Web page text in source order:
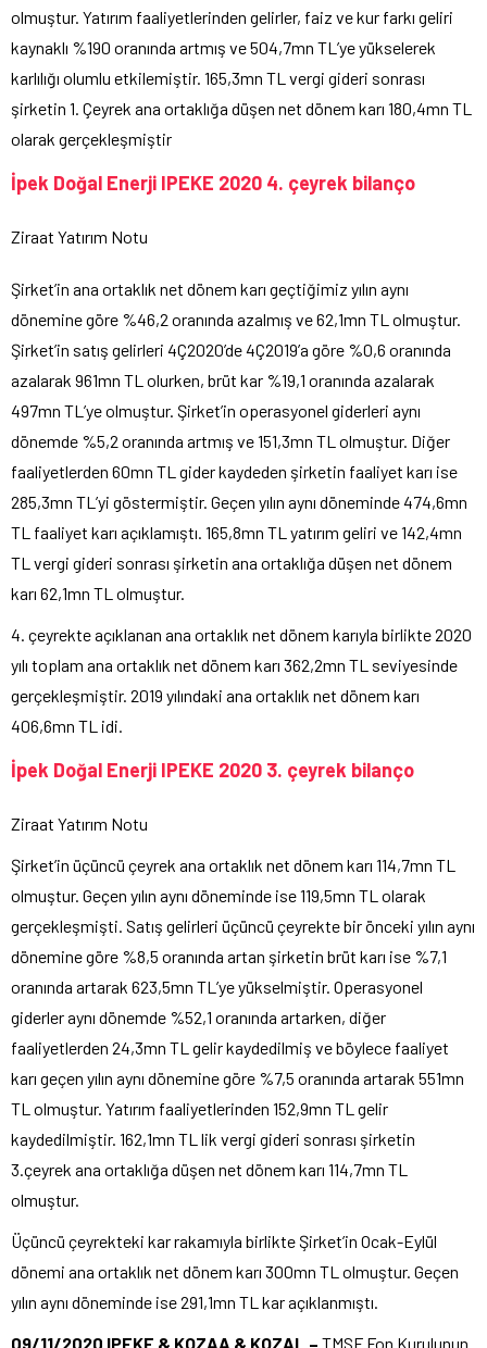
olmuştur. Yatırım faaliyetlerinden gelirler, faiz ve kur farkı geliri
kaynaklı %190 oranında artmış ve 504,7mn TL’ye yükselerek
karlılığı olumlu etkilemiştir. 165,3mn TL vergi gideri sonrası
şirketin 1. Çeyrek ana ortaklığa düşen net dönem karı 180,4mn TL
olarak gerçekleşmiştir
İpek Doğal Enerji IPEKE 2020 4. çeyrek bilanço
Ziraat Yatırım Notu
Şirket’in ana ortaklık net dönem karı geçtiğimiz yılın aynı
dönemine göre %46,2 oranında azalmış ve 62,1mn TL olmuştur.
Şirket’in satış gelirleri 4Ç2020’de 4Ç2019’a göre %0,6 oranında
azalarak 961mn TL olurken, brüt kar %19,1 oranında azalarak
497mn TL’ye olmuştur. Şirket’in operasyonel giderleri aynı
dönemde %5,2 oranında artmış ve 151,3mn TL olmuştur. Diğer
faaliyetlerden 60mn TL gider kaydeden şirketin faaliyet karı ise
285,3mn TL’yi göstermiştir. Geçen yılın aynı döneminde 474,6mn
TL faaliyet karı açıklamıştı. 165,8mn TL yatırım geliri ve 142,4mn
TL vergi gideri sonrası şirketin ana ortaklığa düşen net dönem
karı 62,1mn TL olmuştur.
4. çeyrekte açıklanan ana ortaklık net dönem karıyla birlikte 2020
yılı toplam ana ortaklık net dönem karı 362,2mn TL seviyesinde
gerçekleşmiştir. 2019 yılındaki ana ortaklık net dönem karı
406,6mn TL idi.
İpek Doğal Enerji IPEKE 2020 3. çeyrek bilanço
Ziraat Yatırım Notu
Şirket’in üçüncü çeyrek ana ortaklık net dönem karı 114,7mn TL
olmuştur. Geçen yılın aynı döneminde ise 119,5mn TL olarak
gerçekleşmişti. Satış gelirleri üçüncü çeyrekte bir önceki yılın aynı
dönemine göre %8,5 oranında artan şirketin brüt karı ise %7,1
oranında artarak 623,5mn TL’ye yükselmiştir. Operasyonel
giderler aynı dönemde %52,1 oranında artarken, diğer
faaliyetlerden 24,3mn TL gelir kaydedilmiş ve böylece faaliyet
karı geçen yılın aynı dönemine göre %7,5 oranında artarak 551mn
TL olmuştur. Yatırım faaliyetlerinden 152,9mn TL gelir
kaydedilmiştir. 162,1mn TL lik vergi gideri sonrası şirketin
3.çeyrek ana ortaklığa düşen net dönem karı 114,7mn TL
olmuştur.
Üçüncü çeyrekteki kar rakamıyla birlikte Şirket’in Ocak-Eylül
dönemi ana ortaklık net dönem karı 300mn TL olmuştur. Geçen
yılın aynı döneminde ise 291,1mn TL kar açıklanmıştı.
09/11/2020 IPEKE & KOZAA & KOZAL – TMSF Fon Kurulunun